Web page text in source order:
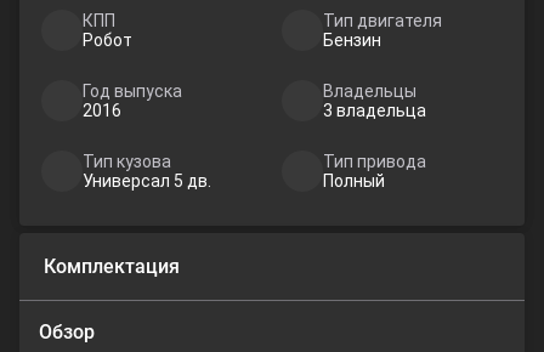
КПП
Робот
Тип двигателя
Бензин
Год выпуска
2016
Владельцы
3 владельца
Тип кузова
Универсал 5 дв.
Тип привода
Полный
Комплектация
Обзор